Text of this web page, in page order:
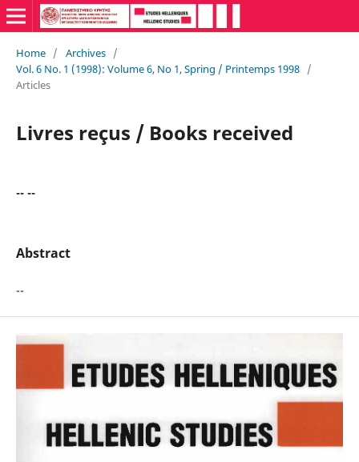
Home / Archives /
Vol. 6 No. 1 (1998): Volume 6, No 1, Spring / Printemps 1998 /
Articles
Livres reçus / Books received
-- --
Abstract
--